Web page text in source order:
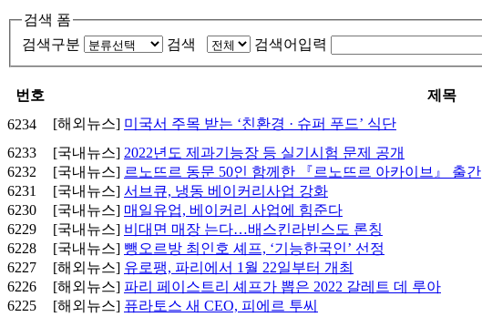
검색 폼
검색구분
검색 검색어입력
번호
제목
6234
[해외뉴스] 미국서 주목 받는 ‘친환경 · 슈퍼 푸드’ 식단
6233
[국내뉴스] 2022년도 제과기능장 등 실기시험 문제 공개
6232
[국내뉴스] 르노뜨르 동문 50인 함께한 『르노뜨르 아카이브』 출간
6231
[국내뉴스] 서브큐, 냉동 베이커리사업 강화
6230
[국내뉴스] 매일유업, 베이커리 사업에 힘준다
6229
[국내뉴스] 비대면 매장 는다…배스킨라빈스도 론칭
6228
[국내뉴스] 뺑오르방 최인호 셰프, ‘기능한국인’ 선정
6227
[해외뉴스] 유로팽, 파리에서 1월 22일부터 개최
6226
[해외뉴스] 파리 페이스트리 셰프가 뽑은 2022 갈레트 데 루아
6225
[해외뉴스] 퓨라토스 새 CEO, 피에르 투씨